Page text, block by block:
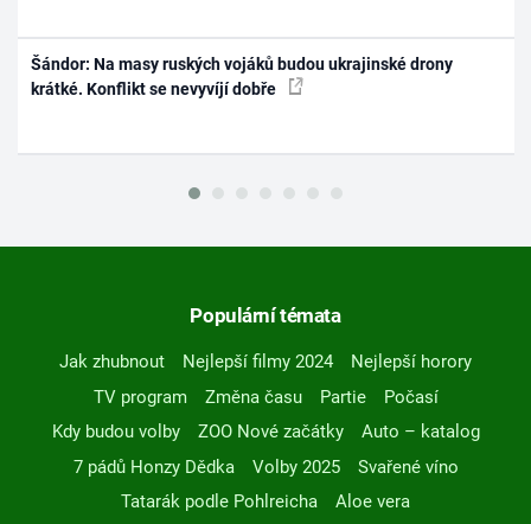
Šándor: Na masy ruských vojáků budou ukrajinské drony
krátké. Konflikt se nevyvíjí dobře
Populární témata
Jak zhubnout Nejlepší filmy 2024
Nejlepší horory
TV program
Změna času Partie
Počasí
Kdy budou volby
ZOO Nové začátky
Auto – katalog
7 pádů Honzy Dědka
Volby 2025
Svařené víno
Tatarák podle Pohlreicha
Aloe vera